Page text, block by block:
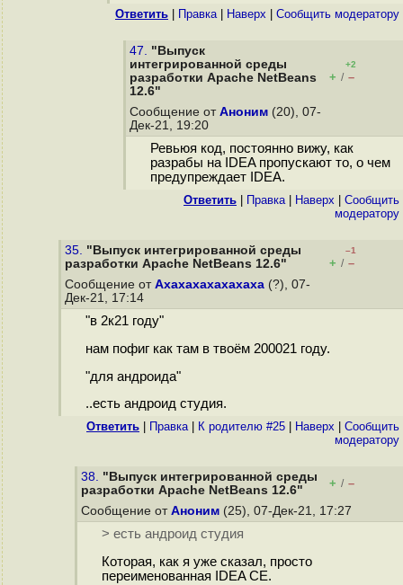
Ответить Правка| Наверх Cообщить модератору
47. "Выпуск
интегрированной среды
разработки Apache NetBeans
12.6"
+2
+ / –
Сообщение от Аноним (20), 07-
Дек-21, 19:20
Ревьюя код, постоянно вижу, как
разрабы на IDEA пропускают то, о чем
предупреждает IDEA.
Ответить Правка| Наверх
Cообщить
модератору
35. "Выпуск интегрированной среды
разработки Apache NetBeans 12.6"
–1
+ / –
Сообщение от Ахахахахахахаха (?), 07-
Дек-21, 17:14
"в 2к21 году"
нам пофиг как там в твоём 200021 году.
"для андроида"
..есть андроид студия.
Ответить Правка| К родителю #25 Наверх
Cообщить
модератору
38. "Выпуск интегрированной среды
разработки Apache NetBeans 12.6"
+ / –
Сообщение от Аноним (25), 07-Дек-21, 17:27
> есть андроид студия
Которая, как я уже сказал, просто
переименованная IDEA CE.